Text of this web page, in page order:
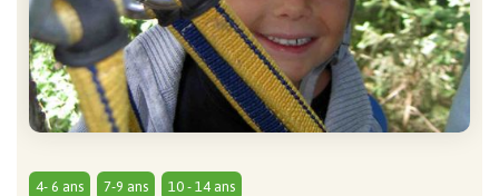
4- 6 ans 7-9 ans 10 - 14 ans